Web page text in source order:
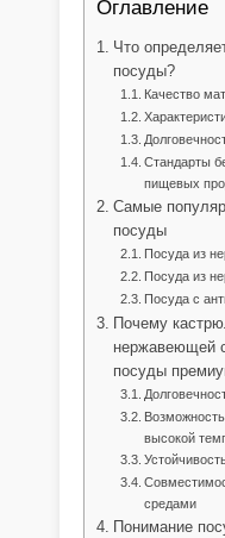
Оглавление
Что
посуды?
Качество
Стандарты
пищевых
Самые
посуды
Посуда из
Посуда из
Посуда с
Почему
нержавеющей
посуды
высокой
средами
Понимание